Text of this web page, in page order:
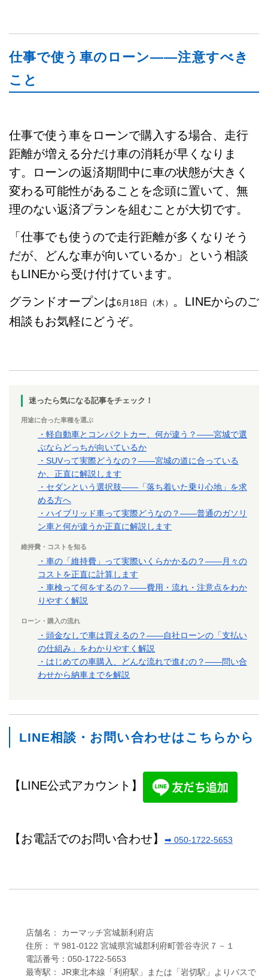
仕事で使う車のローン——注意すべき
こと
仕事で使う車をローンで購入する場合、走行
距離が増える分だけ車の消耗が早くなりま
す。ローンの返済期間中に車の状態が大きく
変わる可能性があることを念頭に置いて、無
理のない返済プランを組むことが大切です。
「仕事でも使うので走行距離が多くなりそう
だが、どんな車が向いているか」という相談
もLINEから受け付けています。
グランドオープンは6月18日（木）
。LINEからのご
相談もお気軽にどうぞ。
迷ったら気になる記事をチェック！
用途に合った車種を選ぶ
・軽自動車とコンパクトカー、何が違う？——宮城で選
ぶならどっちが向いているか
・SUVって実際どうなの？——宮城の道に合っている
か、正直に解説します
・セダンという選択肢——「落ち着いた乗り心地」を求
める方へ
・ハイブリッド車って実際どうなの？——普通のガソリ
ン車と何が違うか正直に解説します
維持費・コストを知る
・車の「維持費」って実際いくらかかるの？——月々の
コストを正直に計算します
・車検って何をするの？——費用・流れ・注意点をわか
りやすく解説
ローン・購入の流れ
・頭金なしで車は買えるの？——自社ローンの「支払い
の仕組み」をわかりやすく解説
・はじめての車購入、どんな流れで進むの？——問い合
わせから納車までを解説
LINE相談・お問い合わせはこちらから
【LINE公式アカウント】
【お電話でのお問い合わせ】 ➡ 050-1722-5653
店舗名： カーマッチ宮城新利府店
住所： 〒981-0122 宮城県宮城郡利府町菅谷寺沢７－１
電話番号：050-1722-5653
最寄駅： JR東北本線「利府駅」または「岩切駅」よりバスで